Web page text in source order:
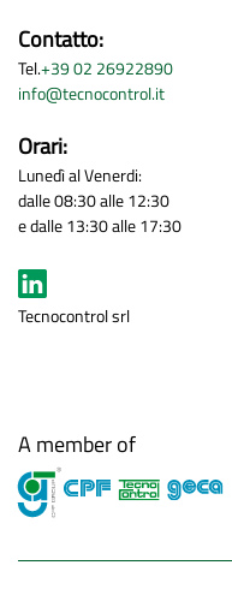
Contatto:
Tel.+39 02 26922890
info@tecnocontrol.it
Orari:
Lunedì al Venerdi:
dalle 08:30 alle 12:30
e dalle 13:30 alle 17:30
Tecnocontrol srl
A member of